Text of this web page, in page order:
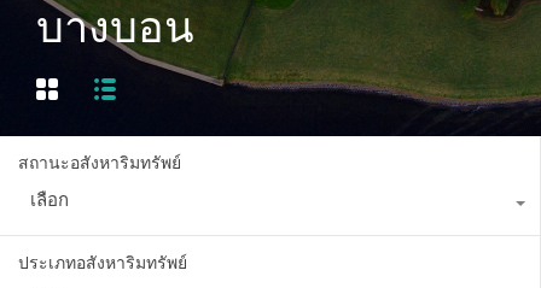
บางบอน
สถานะอสังหาริมทรัพย์
เลือก
ประเภทอสังหาริมทรัพย์